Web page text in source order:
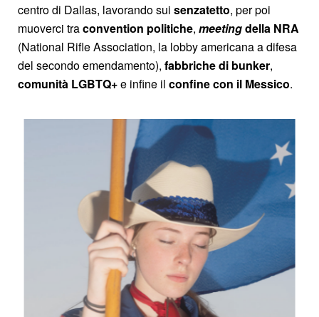
centro di Dallas, lavorando sui senzatetto, per poi
muoverci traconvention politiche, meetingdella NRA
(National Rifle Association, la lobby americana a difesa
del secondo emendamento), fabbriche di bunker,
comunità LGBTQ+e infine il confine con il Messico.